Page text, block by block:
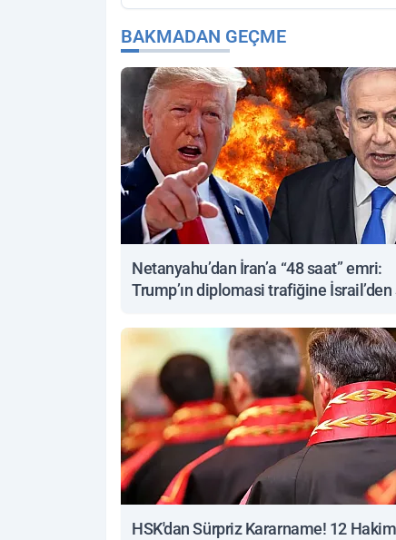
BAKMADAN GEÇME
Netanyahu’dan İran’a “48 saat” emri:
Trump’ın diplomasi trafiğine
HSK'dan Sürpriz Kararname! 12